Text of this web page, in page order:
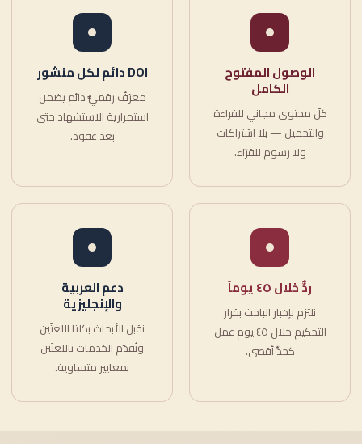
الوصول المفتوح
الكامل
كلّ محتوى مجاني للقراءة
والتحميل — بلا اشتراكات
ولا رسوم للقرّاء.
DOI دائم لكل منشور
معرّفٌ رقميٌّ دائم يضمن
استمرارية الاستشهاد حتى
بعد عقود.
ردٌّ خلال ٤٥ يوماً
نلتزم بإخبار الباحث بقرار
التحكيم خلال ٤٥ يوم عمل
كحدٍّ أقصى.
دعم العربية
والإنجليزية
نقبل الأبحاث بكلتا اللغتَين
ونُقدّم الخدمات باللغتَين
بمعايير متساوية.